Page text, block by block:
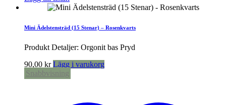
Mini Ädelstensträd (15 Stenar) – Rosenkvarts
Produkt Detaljer: Orgonit bas Pryd
90,00 kr Lägg i varukorg
Snabbvisning